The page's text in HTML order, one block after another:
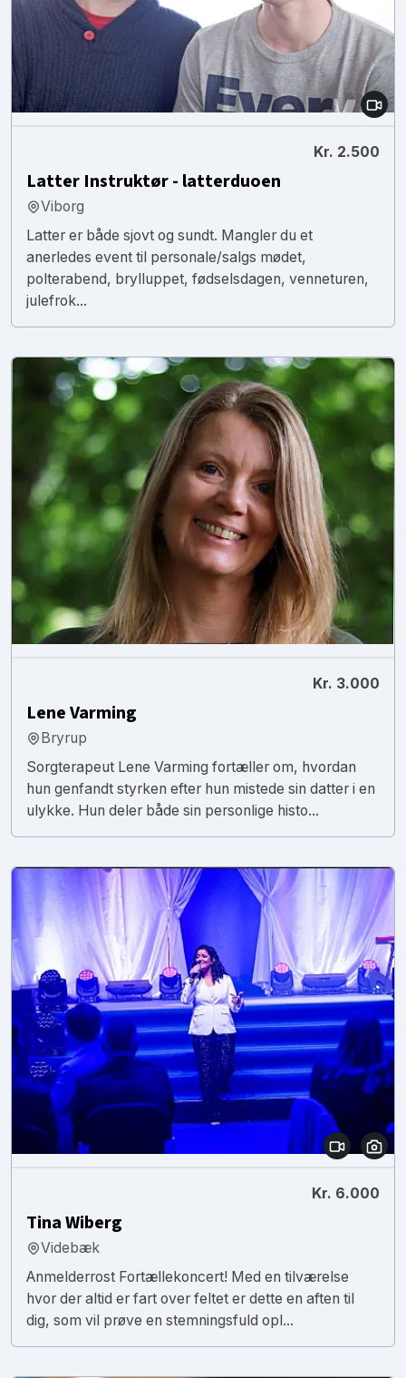
Kr. 2.500
Latter Instruktør - latterduoen
Viborg
Latter er både sjovt og sundt. Mangler du et
anerledes event til personale/salgs mødet,
polterabend, brylluppet, fødselsdagen, venneturen,
julefrok...
Kr. 3.000
Lene Varming
Bryrup
Sorgterapeut Lene Varming fortæller om, hvordan
hun genfandt styrken efter hun mistede sin datter i en
ulykke. Hun deler både sin personlige histo...
Kr. 6.000
Tina Wiberg
Videbæk
Anmelderrost Fortællekoncert! Med en tilværelse
hvor der altid er fart over feltet er dette en aften til
dig, som vil prøve en stemningsfuld opl...